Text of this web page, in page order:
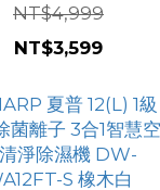
濕石+還原座+疊疊
日本設計/台灣製造
NT$4,999
NT$3,599